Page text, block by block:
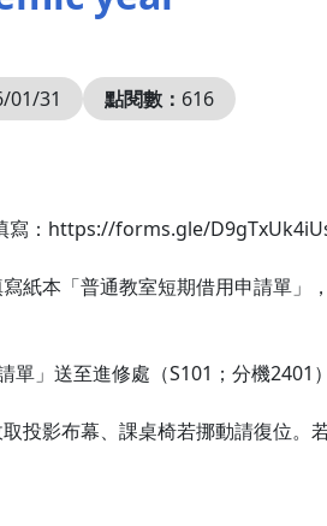
01/31 點閱數： 616
寫：https://forms.gle/
紙本「普通教室短期借用申請單」
」送至進修處（S101；分機2401）
投影布幕、課桌椅若挪動請復位。